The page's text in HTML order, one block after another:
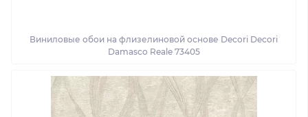
Виниловые обои на флизелиновой основе Decori Decori
Damasco Reale 73405